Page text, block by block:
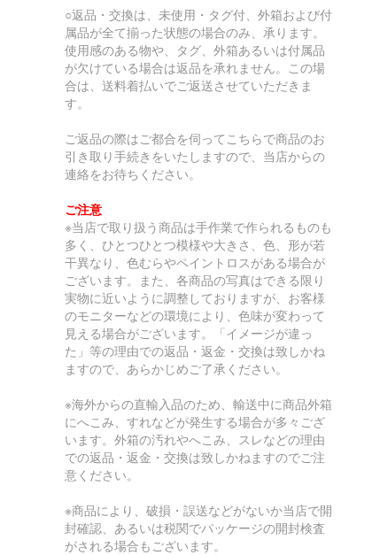
○返品・交換は、未使用・タグ付、外箱および付
属品が全て揃った状態の場合のみ、承ります。
使用感のある物や、タグ、外箱あるいは付属品
が欠けている場合は返品を承れません。この場
合は、送料着払いでご返送させていただきま
す。
ご返品の際はご都合を伺ってこちらで商品のお
引き取り手続きをいたしますので、当店からの
連絡をお待ちください。
ご注意
※当店で取り扱う商品は手作業で作られるものも
多く、ひとつひとつ模様や大きさ、色、形が若
干異なり、色むらやペイントロスがある場合が
ございます。また、各商品の写真はできる限り
実物に近いように調整しておりますが、お客様
のモニターなどの環境により、色味が変わって
見える場合がございます。「イメージが違っ
た」等の理由での返品・返金・交換は致しかね
ますので、あらかじめご了承ください。
※海外からの直輸入品のため、輸送中に商品外箱
にへこみ、すれなどが発生する場合が多々ござ
います。外箱の汚れやへこみ、スレなどの理由
での返品・返金・交換は致しかねますのでご注
意ください。
※商品により、破損・誤送などがないか当店で開
封確認、あるいは税関でパッケージの開封検査
がされる場合もございます。